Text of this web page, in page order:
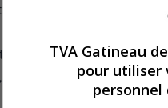
les installations
le plus grand
qui est la propriété du
TVA Gatineau
pour utiliser
personnel